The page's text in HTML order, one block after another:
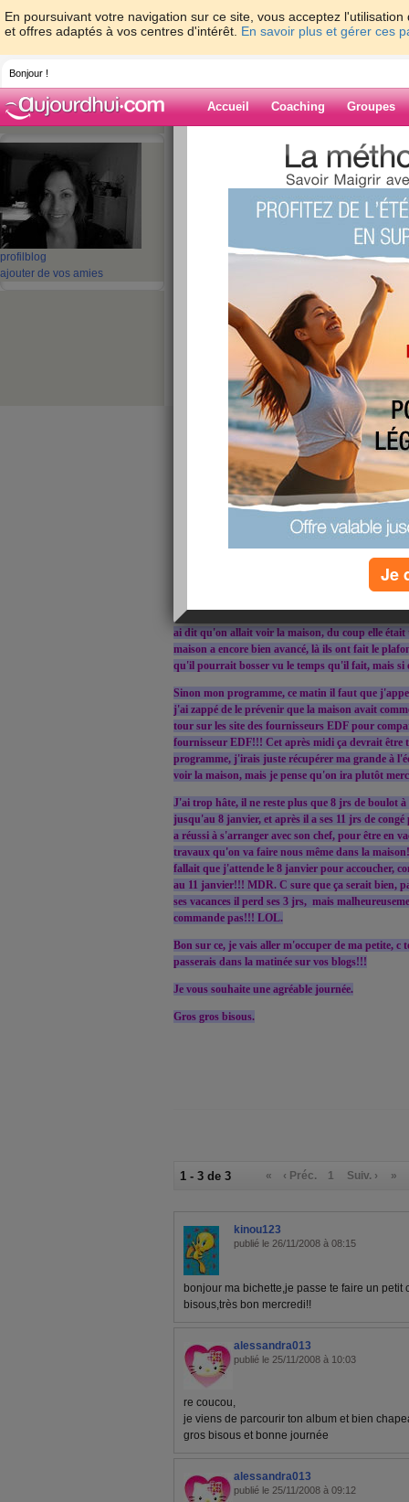
En poursuivant votre navigation sur ce site, vous acceptez
et offres adaptés à vos centres d'intérêt. En savoir plus et gérer ces
Bonjour !
Accueil Coaching Groupes
profil blog
ajouter de vos amies
> > Oh là là,
Blog de EMA29
Oh là là, encore
chien!!!! Grrrr
publié le 25/11/2008 à 06:15
Kikou mes copinettes,
Comment allez vous? Moi ça va!!!
Mon chéri vient de partir au boulot, voilà
couchée à 20h00 hier soir, et je peux vous dire
LOL J'étais trop naze!!!
Finalement hier matin je n'ai pas fait grand
midi on avait RDV avec l'électricien, ça y est on a
n'empêche c pas évident heureusement qu'on
pour savoir ou mettre les prises à peu près il
des meubles!!! Enfin maintenant c fait,
commencer aujourd'hui mais apparement il
garderie, elle était un peu déçu parce qu'elle
ai dit qu'on allait voir la maison, du coup elle
maison a encore bien avancé, là ils ont fait le
qu'il pourrait bosser vu le temps qu'il fait, mais si
Sinon mon programme, ce matin il faut que
j'ai zappé de le prévenir que la maison avait
tour sur les site des fournisseurs EDF pour
fournisseur EDF!!! Cet après midi ça devrait être
programme, j'irais juste récupérer ma grande à
voir la maison, mais je pense qu'on ira plutôt
J'ai trop hâte, il ne reste plus que 8 jrs de boulot à
jusqu'au 8 janvier, et après il a ses 11 jrs de
a réussi à s'arranger avec son chef, pour être en
travaux qu'on va faire nous même dans la
fallait que j'attende le 8 janvier pour accoucher,
au 11 janvier!!! MDR. C sure que ça serait bien,
ses vacances il perd ses 3 jrs, mais
commande pas!!! LOL.
Bon sur ce, je vais aller m'occuper de ma petite, c
passerais dans la matinée sur vos blogs!!!
Je vous souhaite une agréable journée.
Gros gros bisous.
1 - 3 de 3 « ‹ Préc. 1 Suiv. › »
kinou123
publié le 26/11/2008 à 08:15
bonjour ma bichette,je passe te faire un petit
bisous,très bon mercredi!!
alessandra013
publié le 25/11/2008 à 10:03
re coucou,
je viens de parcourir ton album et bien
gros bisous et bonne journée
alessandra013
publié le 25/11/2008 à 09:12
Je